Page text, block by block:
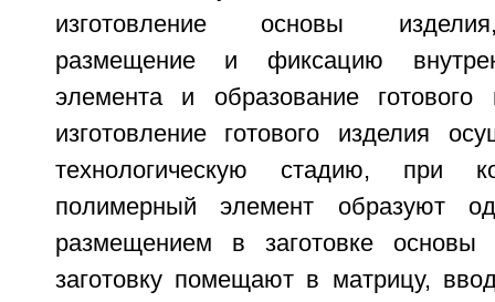
изготовление основы
размещение и фиксацию
элемента и образование
изготовление готового изделия
технологическую стадию, при
полимерный элемент образуют
размещением в заготовке
заготовку помещают в матрицу,